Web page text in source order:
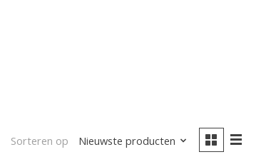
Sorteren op Nieuwste producten